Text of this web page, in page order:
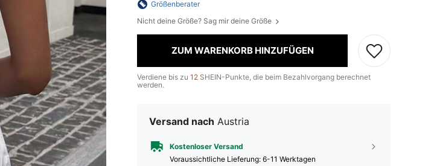
Größenberater
Nicht deine Größe? Sag mir deine Größe
ZUM WARENKORB HINZUFÜGEN
Verdiene bis zu 12 SHEIN-Punkte, die beim Bezahlvorgang berechnet
werden.
Versand nach Austria
Kostenloser Versand
Voraussichtliche Lieferung: 6-11 Werktagen